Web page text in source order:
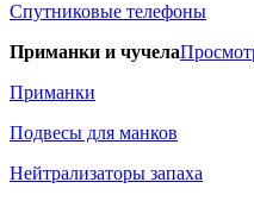
Спутниковые телефоны
Приманки и чучела
Приманки
Подвесы для манков
Нейтрализаторы запаха